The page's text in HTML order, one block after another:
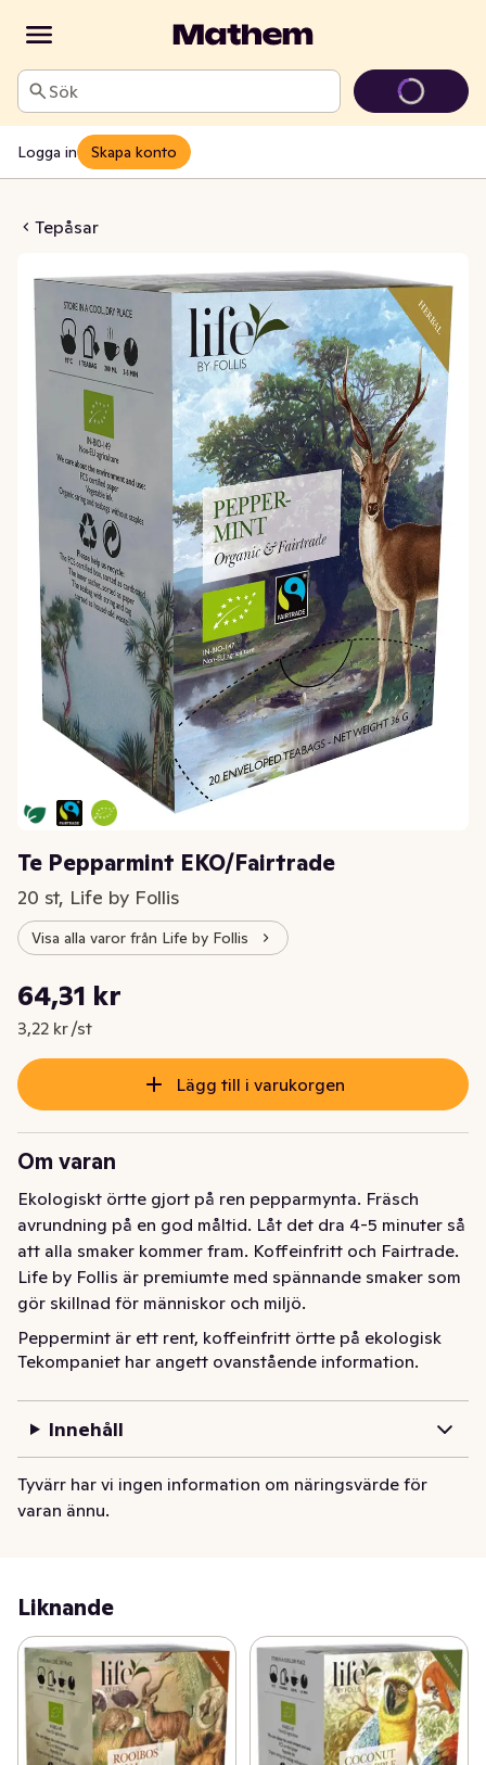
Sök
Logga in Skapa konto
Tepåsar
EKO/Fairtrade
Te Pepparmint EKO/Fairtrade
20 st, Life by Follis
Visa alla varor från Life by Follis
Nuvarande pris är: 64,31 kr
64,31 kr
3,22 kr /st
Styckpris: 3,22 kr /st
Lägg till i varukorgen
Om varan
Ekologiskt örtte gjort på ren pepparmynta. Fräsch
avrundning på en god måltid. Låt det dra 4-5 minuter så
att alla smaker kommer fram. Koffeinfritt och Fairtrade.
Life by Follis är premiumte med spännande smaker som
gör skillnad för människor och miljö.
Peppermint är ett rent, koffeinfritt örtte på ekologisk
pepparmynta. Doften är klart sval med aromatisk mint
uppfriskande karaktären fram. Ett självklart val efter en
utan beska. Gott varmt och även fint som iskall
törstsläckare varma dagar.
Tekompaniet har angett ovanstående information.
Innehåll
Tyvärr har vi ingen information om näringsvärde för
varan ännu.
Liknande